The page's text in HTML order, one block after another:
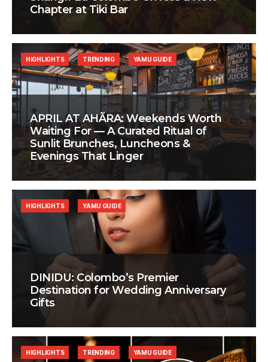
Chapter at Tiki Bar
APRIL AT AHÃRA: Weekends Worth
Waiting For — A Curated Ritual of
Sunlit Brunches, Luncheons &
Evenings That Linger
HIGHLIGHTS TRENDING YAMU GUIDE
DINIDU: Colombo’s Premier
Destination for Wedding Anniversary
Gifts
HIGHLIGHTS YAMU GUIDE
HIGHLIGHTS TRENDING YAMU GUIDE